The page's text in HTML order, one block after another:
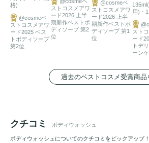
イタドリ根、オウゴン根、カンゾウ根
たっぷり400mL
詰め替えパウチ
格)
@cosmeベ
ストコスメアワ
ード2025 ベス
トボディソープ
第2位
ストコスメアワ
ード2026 上半
期新作ベストボ
ディソープ 第2
位
@cosmeベ
ストコスメアワ
ード2026 上半
期新作ベストボ
ディソープ 第1
位
用)・
スト
ード
トデ
ーン
過去のベストコスメ受賞商品
クチコミ ボディウォッシュ
ボディウォッシュについてのクチコミをピックアップ！